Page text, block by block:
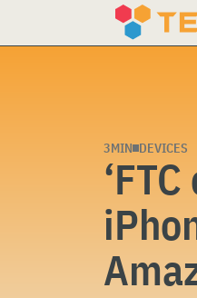
3MIN DEVICES